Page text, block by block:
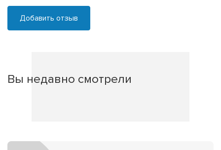
Добавить отзыв
Вы недавно смотрели